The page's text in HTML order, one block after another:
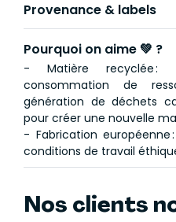
à porter en ensemble
tanga Kara. Il sera
chemise Manta marron
apparaître subtilement !
Provenance & labels
Pourquoi on aime 💚 ?
- Matière recyclée
consommation de
génération de déchets
pour créer une nouvelle
- Fabrication
conditions de travail
Nos clients